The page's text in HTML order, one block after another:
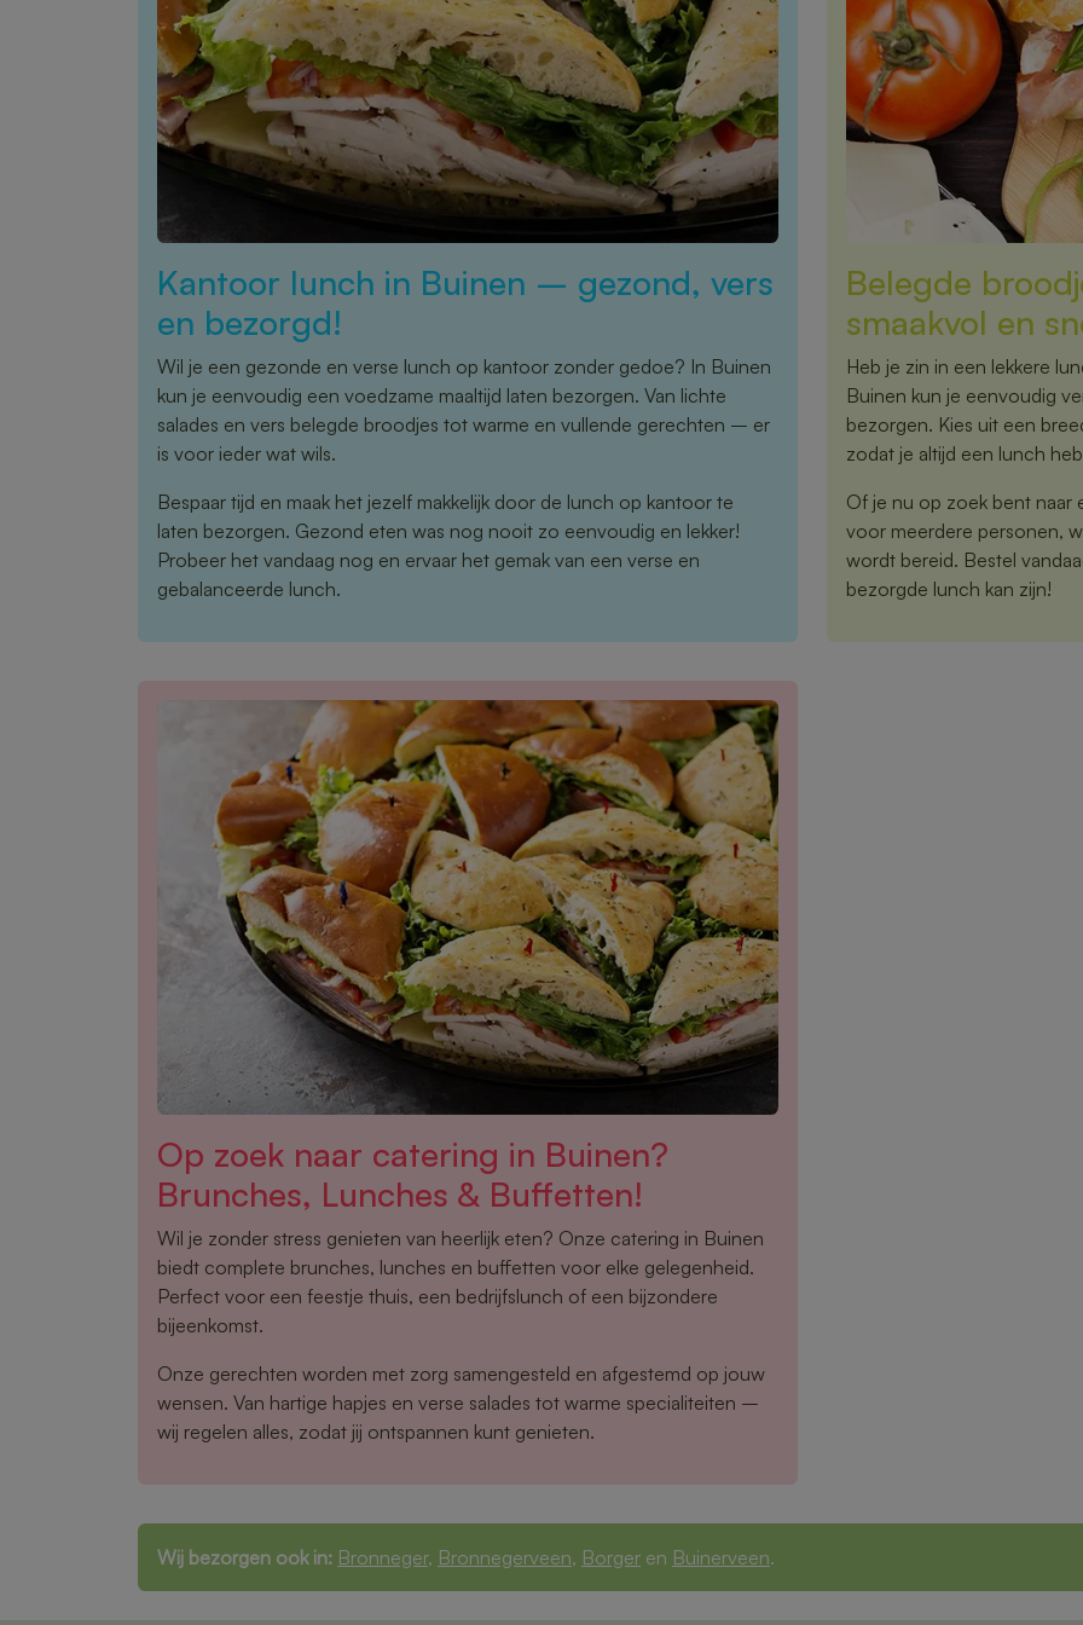
Kantoor lunch in Buinen – gezond, vers
en bezorgd!
Wil je een gezonde en verse lunch op kantoor zonder gedoe? In Buinen
kun je eenvoudig een voedzame maaltijd laten bezorgen. Van lichte
salades en vers belegde broodjes tot warme en vullende gerechten – er
is voor ieder wat wils.
Bespaar tijd en maak het jezelf makkelijk door de lunch op kantoor te
laten bezorgen. Gezond eten was nog nooit zo eenvoudig en lekker!
Probeer het vandaag nog en ervaar het gemak van een verse en
gebalanceerde lunch.
Belegde
smaakvol en
Heb je zin in een lekkere
Buinen kun je eenvoudig
bezorgen. Kies uit een
zodat je altijd een lunch
Of je nu op zoek bent naar
voor meerdere personen,
wordt bereid. Bestel
bezorgde lunch kan zijn!
Op zoek naar catering in Buinen?
Brunches, Lunches & Buffetten!
Wil je zonder stress genieten van heerlijk eten? Onze catering in Buinen
biedt complete brunches, lunches en buffetten voor elke gelegenheid.
Perfect voor een feestje thuis, een bedrijfslunch of een bijzondere
bijeenkomst.
Onze gerechten worden met zorg samengesteld en afgestemd op jouw
wensen. Van hartige hapjes en verse salades tot warme specialiteiten –
wij regelen alles, zodat jij ontspannen kunt genieten.
Wij bezorgen ook in: Bronneger, Bronnegerveen, Borger en Buinerveen.